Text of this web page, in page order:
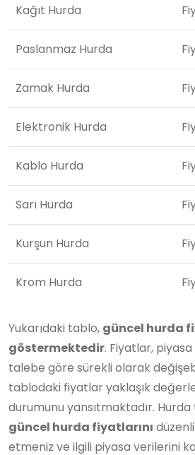
Kağıt Hurda
Paslanmaz Hurda
Zamak Hurda
Elektronik Hurda
Kablo Hurda
Sarı Hurda
Kurşun Hurda
Krom Hurda
Yukarıdaki tablo, güncel hurda
göstermektedir. Fiyatlar,
talebe göre sürekli olarak
tablodaki fiyatlar yaklaşık
durumunu yansıtmaktadır.
güncel hurda fiyatlarını
etmeniz ve ilgili piyasa verilerini